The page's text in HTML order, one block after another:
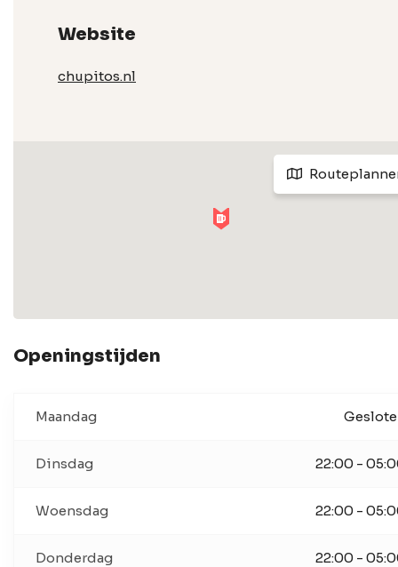
Website
chupitos.nl
Openingstijden
Maandag
Dinsdag 22:00 -
Woensdag 22:00 -
Donderdag 22:00 -